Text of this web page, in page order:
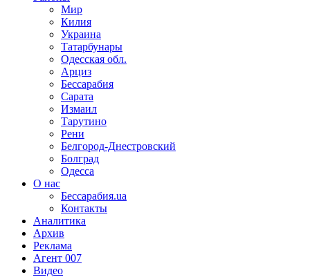
Мир
Килия
Украина
Татарбунары
Одесская обл.
Арциз
Бессарабия
Сарата
Измаил
Тарутино
Рени
Белгород-Днестровский
Болград
Одесса
О нас
Бессарабия.ua
Контакты
Аналитика
Архив
Реклама
Агент 007
Видео